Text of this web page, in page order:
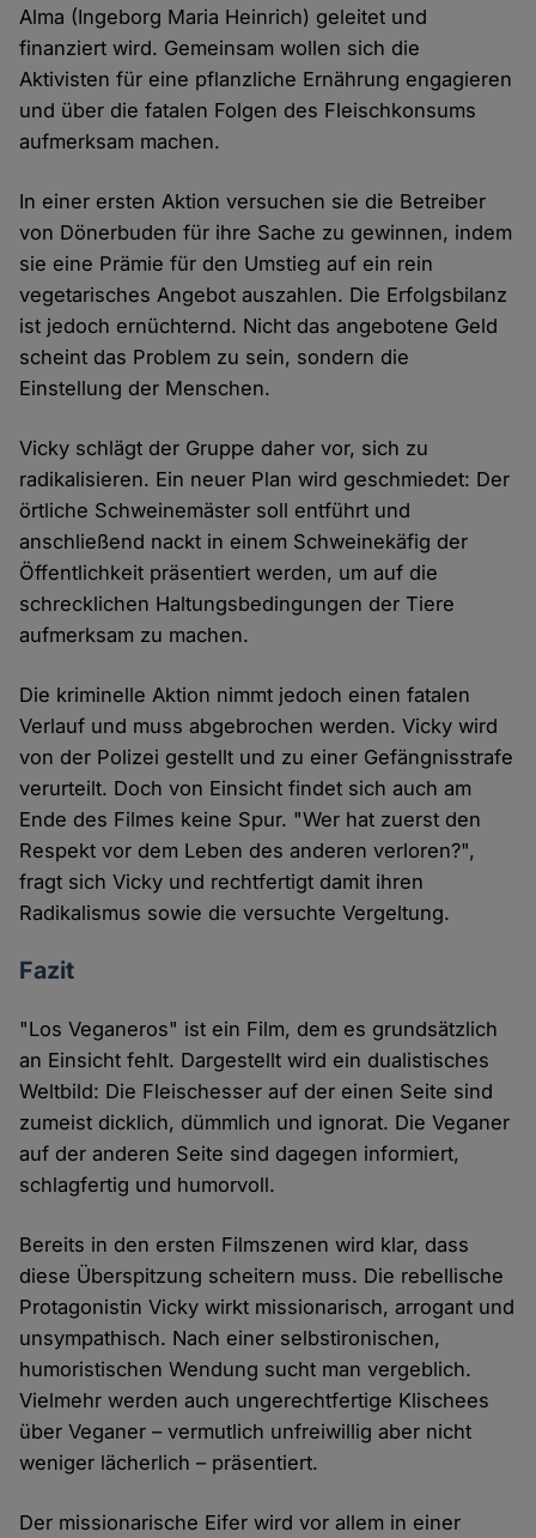
Alma (Ingeborg Maria Heinrich) geleitet und
finanziert wird. Gemeinsam wollen sich die
Aktivisten für eine pflanzliche Ernährung engagieren
und über die fatalen Folgen des Fleischkonsums
aufmerksam machen.
In einer ersten Aktion versuchen sie die Betreiber
von Dönerbuden für ihre Sache zu gewinnen, indem
sie eine Prämie für den Umstieg auf ein rein
vegetarisches Angebot auszahlen. Die Erfolgsbilanz
ist jedoch ernüchternd. Nicht das angebotene Geld
scheint das Problem zu sein, sondern die
Einstellung der Menschen.
Vicky schlägt der Gruppe daher vor, sich zu
radikalisieren. Ein neuer Plan wird geschmiedet: Der
örtliche Schweinemäster soll entführt und
anschließend nackt in einem Schweinekäfig der
Öffentlichkeit präsentiert werden, um auf die
schrecklichen Haltungsbedingungen der Tiere
aufmerksam zu machen.
Die kriminelle Aktion nimmt jedoch einen fatalen
Verlauf und muss abgebrochen werden. Vicky wird
von der Polizei gestellt und zu einer Gefängnisstrafe
verurteilt. Doch von Einsicht findet sich auch am
Ende des Filmes keine Spur. "Wer hat zuerst den
Respekt vor dem Leben des anderen verloren?",
fragt sich Vicky und rechtfertigt damit ihren
Radikalismus sowie die versuchte Vergeltung.
Fazit
"Los Veganeros" ist ein Film, dem es grundsätzlich
an Einsicht fehlt. Dargestellt wird ein dualistisches
Weltbild: Die Fleischesser auf der einen Seite sind
zumeist dicklich, dümmlich und ignorat. Die Veganer
auf der anderen Seite sind dagegen informiert,
schlagfertig und humorvoll.
Bereits in den ersten Filmszenen wird klar, dass
diese Überspitzung scheitern muss. Die rebellische
Protagonistin Vicky wirkt missionarisch, arrogant und
unsympathisch. Nach einer selbstironischen,
humoristischen Wendung sucht man vergeblich.
Vielmehr werden auch ungerechtfertige Klischees
über Veganer – vermutlich unfreiwillig aber nicht
weniger lächerlich – präsentiert.
Der missionarische Eifer wird vor allem in einer